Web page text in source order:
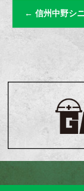
← 信州中野シ